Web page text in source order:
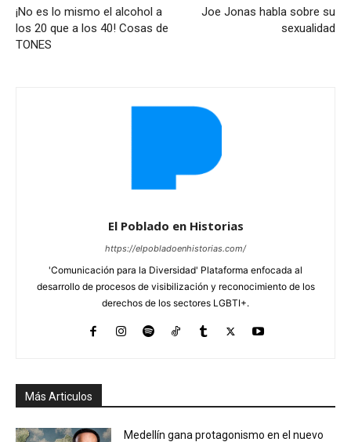
¡No es lo mismo el alcohol a
los 20 que a los 40! Cosas de
TONES
Joe Jonas habla sobre su
sexualidad
El Poblado en Historias
https://elpobladoenhistorias.com/
'Comunicación para la Diversidad' Plataforma enfocada al
desarrollo de procesos de visibilización y reconocimiento de los
derechos de los sectores LGBTI+.
Más Articulos
Medellín gana protagonismo en el nuevo